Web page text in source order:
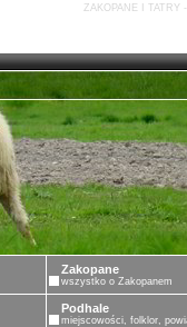
ZAKOPANE I TATRY
Zakopane
wszystko o Zakopanem
Podhale
miejscowości, folklor,